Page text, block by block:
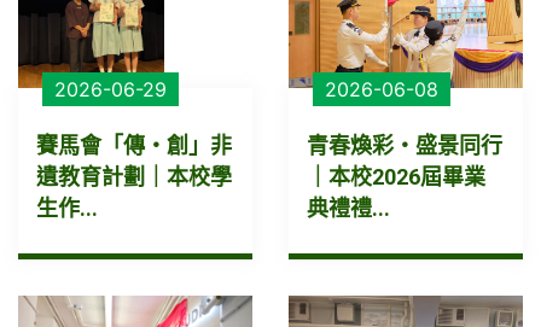
2026-06-29
賽馬會「傳・創」非
遺教育計劃｜本校學
生作...
2026-06-08
青春煥彩・盛景同行
｜本校2026屆畢業
典禮禮...